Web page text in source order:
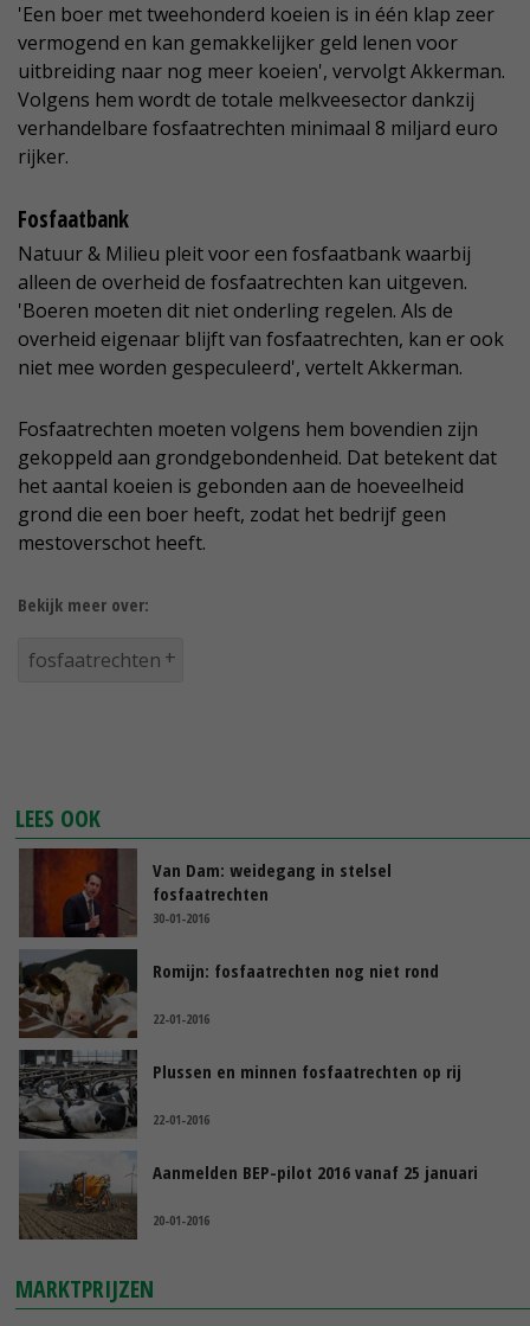
'Een boer met tweehonderd koeien is in één klap zeer
vermogend en kan gemakkelijker geld lenen voor
uitbreiding naar nog meer koeien', vervolgt Akkerman.
Volgens hem wordt de totale melkveesector dankzij
verhandelbare fosfaatrechten minimaal 8 miljard euro
rijker.
Fosfaatbank
Natuur & Milieu pleit voor een fosfaatbank waarbij
alleen de overheid de fosfaatrechten kan uitgeven.
'Boeren moeten dit niet onderling regelen. Als de
overheid eigenaar blijft van fosfaatrechten, kan er ook
niet mee worden gespeculeerd', vertelt Akkerman.
Fosfaatrechten moeten volgens hem bovendien zijn
gekoppeld aan grondgebondenheid. Dat betekent dat
het aantal koeien is gebonden aan de hoeveelheid
grond die een boer heeft, zodat het bedrijf geen
mestoverschot heeft.
Bekijk meer over:
fosfaatrechten
LEES OOK
Van Dam: weidegang in stelsel
fosfaatrechten
30-01-2016
Romijn: fosfaatrechten nog niet rond
22-01-2016
Plussen en minnen fosfaatrechten op rij
22-01-2016
Aanmelden BEP-pilot 2016 vanaf 25 januari
20-01-2016
MARKTPRIJZEN